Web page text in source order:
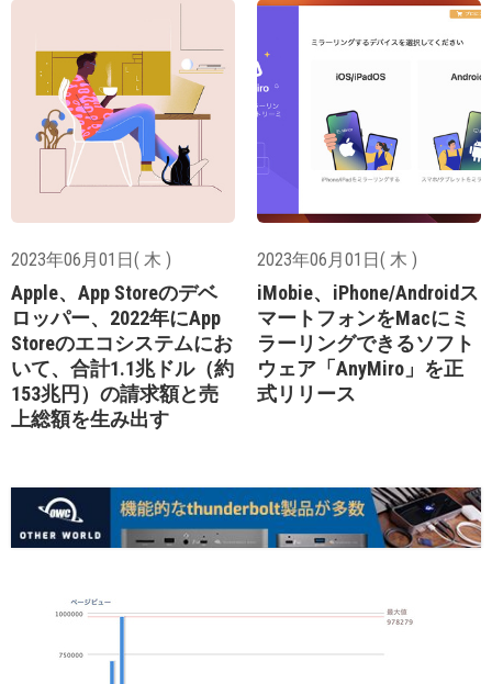
2023年06月01日( 木 )
Apple、App Storeのデベ
ロッパー、2022年にApp
Storeのエコシステムにお
いて、合計1.1兆ドル（約
153兆円）の請求額と売
上総額を生み出す
2023年06月01日( 木 )
iMobie、iPhone/Androidス
マートフォンをMacにミ
ラーリングできるソフト
ウェア「AnyMiro」を正
式リリース